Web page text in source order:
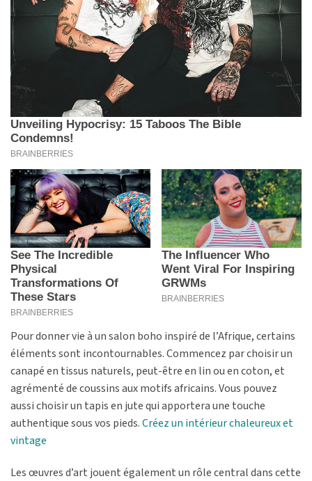
Pour donner vie à un salon boho inspiré de l’Afrique, certains
éléments sont incontournables. Commencez par choisir un
canapé en tissus naturels, peut-être en lin ou en coton, et
agrémenté de coussins aux motifs africains. Vous pouvez
aussi choisir un tapis en jute qui apportera une touche
authentique sous vos pieds.Créez un intérieur chaleureux et
vintage
Les œuvres d’art jouent également un rôle central dans cette